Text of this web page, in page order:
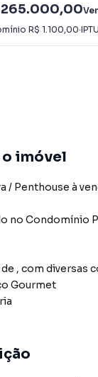
R$ 1.100,00·IPTU
imóvel
/ Penthouse à
no Condomínio
, com diversas
Gourmet